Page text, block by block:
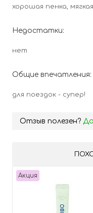
хорошая пенка,
Недостатки:
нет
Общие впечатления:
для поездок - супер!
Отзыв полезен?
Акция